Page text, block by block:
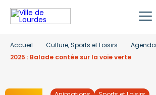
Accueil Culture, Sports et Loisirs Agenda
2025 : Balade contée sur la voie verte